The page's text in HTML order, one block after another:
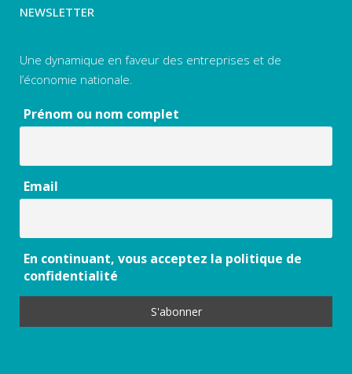
NEWSLETTER
Une dynamique en faveur des entreprises et de
l’économie nationale.
Prénom ou nom complet
Email
En continuant, vous acceptez la politique de
confidentialité